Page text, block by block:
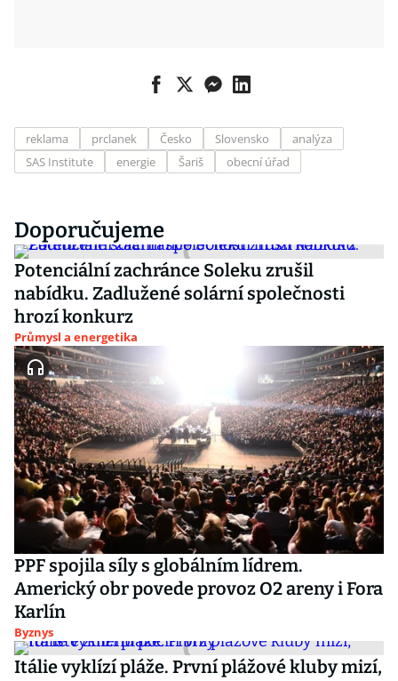
reklama prclanek Česko Slovensko
analýza
SAS Institute
energie Šariš obecní úřad
Doporučujeme
Potenciální zachránce Soleku zrušil
nabídku. Zadlužené solární společnosti
hrozí konkurz
Průmysl a energetika
PPF spojila síly s globálním lídrem.
Americký obr povede provoz O2 areny i Fora
Karlín
Byznys
Itálie vyklízí pláže. První plážové kluby mizí,